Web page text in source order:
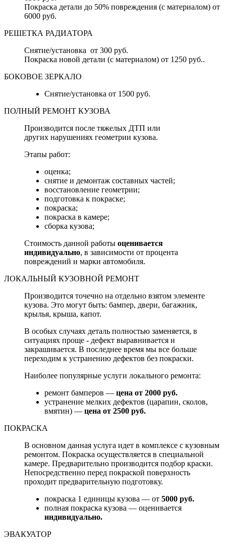
Покраска детали до 50% повреждения (с материалом) от
6000 руб.
РЕШЕТКА РАДИАТОРА
Снятие/установка от 300 руб.
Покраска новой детали (с материалом) от 1250 руб..
БОКОВОЕ ЗЕРКАЛО
Снятие/установка от 1500 руб.
ПОЛНЫЙ РЕМОНТ КУЗОВА
Производится после тяжелых ДТП или
других нарушениях геометрии кузова.
Этапы работ:
оценка;
снятие и демонтаж составных частей;
восстановление геометрии;
подготовка к покраске;
покраска;
покраска в камере;
сборка кузова;
Стоимость данной работы оценивается
индивидуально, в зависимости от процента
повреждений и марки автомобиля.
ЛОКАЛЬНЫЙ КУЗОВНОЙ РЕМОНТ
Производится точечно на отдельно взятом элементе
кузова. Это могут быть: бампер, двери, багажник,
крылья, крыша, капот.
В особых случаях деталь полностью заменяется, в
ситуациях проще - дефект выравнивается и
закрашивается. В последнее время мы все больше
переходим к устранению дефектов без покраски.
Наиболее популярные услуги локального ремонта:
ремонт бамперов — цена от 2000 руб.
устранение мелких дефектов (царапин, сколов,
вмятин) — цена от 2500 руб.
ПОКРАСКА
В основном данная услуга идет в комплексе с кузовным
ремонтом. Покраска осуществляется в специальной
камере. Предварительно производится подбор краски.
Непосредственно перед покраской поверхность
проходит предварительную подготовку.
покраска 1 единицы кузова — от 5000 руб.
полная покраска кузова — оценивается
индивидуально.
ЭВАКУАТОР